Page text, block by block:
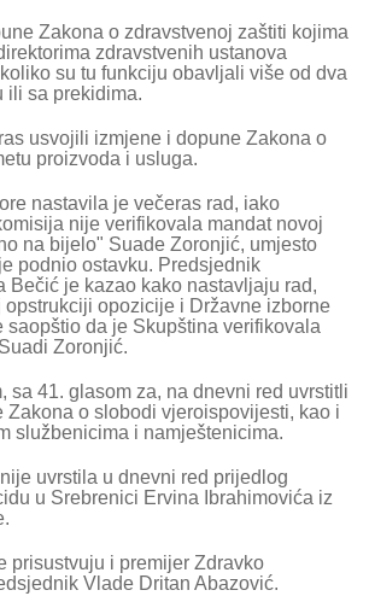
Zakona o zdravstvenoj zaštiti kojima
zdravstvenih ustanova
su tu funkciju obavljali više od dva
ili sa prekidima.
usvojili izmjene i dopune Zakona o
proizvoda i usluga.
nastavila je večeras rad, iako
nije verifikovala mandat novoj
na bijelo" Suade Zoronjić, umjesto
podnio ostavku. Predsjednik
Bečić je kazao kako nastavljaju rad,
opstrukciji opozicije i Državne izborne
saopštio da je Skupština verifikovala
Zoronjić.
sa 41. glasom za, na dnevni red uvrstitli
Zakona o slobodi vjeroispovijesti, kao i
službenicima i namještenicima.
uvrstila u dnevni red prijedlog
u Srebrenici Ervina Ibrahimovića iz
prisustvuju i premijer Zdravko
Vlade Dritan Abazović.